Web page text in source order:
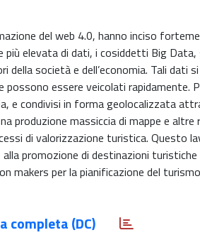
del web 4.0, hanno inciso
elevata di dati, i cosiddetti Big
società e dell’economia. Tali dati
essere veicolati rapidamente.
e condivisi in forma geolocalizzata
massiccia di mappe e altre
di valorizzazione turistica. Questo
promozione di destinazioni
makers per la pianificazione del
completa (DC)